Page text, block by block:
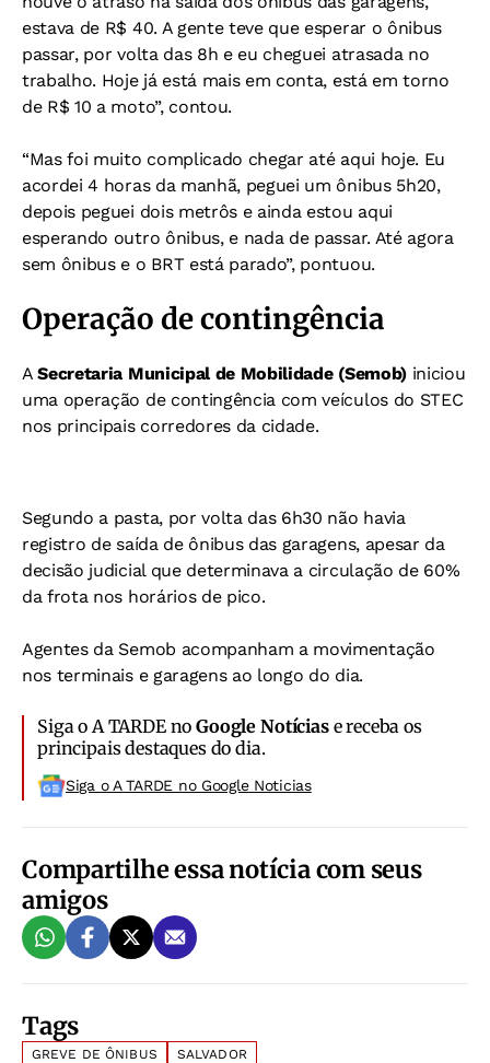
estava de R$ 40. A gente teve que esperar o ônibus
passar, por volta das 8h e eu cheguei atrasada no
trabalho. Hoje já está mais em conta, está em torno
de R$ 10 a moto”, contou.
“Mas foi muito complicado chegar até aqui hoje. Eu
acordei 4 horas da manhã, peguei um ônibus 5h20,
depois peguei dois metrôs e ainda estou aqui
esperando outro ônibus, e nada de passar. Até agora
sem ônibus e o BRT está parado”, pontuou.
Operação de contingência
ASecretaria Municipal de Mobilidade (Semob)iniciou
uma operação de contingência com veículos do STEC
nos principais corredores da cidade.
Segundo a pasta, por volta das 6h30 não havia
registro de saída de ônibus das garagens, apesar da
decisão judicial que determinava a circulação de 60%
da frota nos horários de pico.
Agentes da Semob acompanham a movimentação
nos terminais e garagens ao longo do dia.
Siga o A TARDE noGoogle Notíciase receba os
principais destaques do dia.
Siga o A TARDE no Google Noticias
Compartilhe essa notícia com seus
amigos
Tags
GREVE DE ÔNIBUS SALVADOR